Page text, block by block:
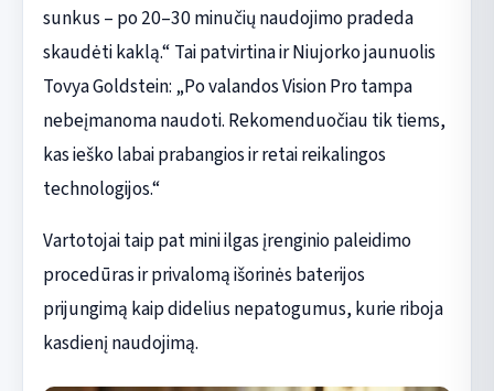
sunkus – po 20–30 minučių naudojimo pradeda
skaudėti kaklą.“ Tai patvirtina ir Niujorko jaunuolis
Tovya Goldstein: „Po valandos Vision Pro tampa
nebeįmanoma naudoti. Rekomenduočiau tik tiems,
kas ieško labai prabangios ir retai reikalingos
technologijos.“
Vartotojai taip pat mini ilgas įrenginio paleidimo
procedūras ir privalomą išorinės baterijos
prijungimą kaip didelius nepatogumus, kurie riboja
kasdienį naudojimą.